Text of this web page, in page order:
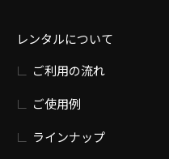
レンタルについて
ご利用の流れ
ご使用例
ラインナップ